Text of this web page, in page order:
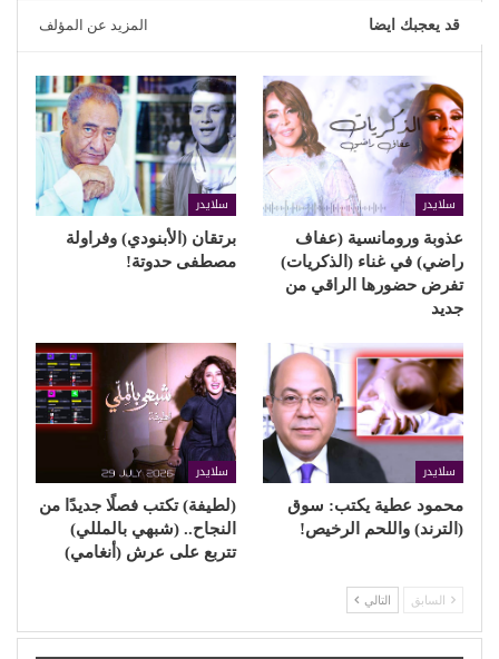
قد يعجبك ايضا المزيد عن المؤلف
سلايدر
عذوبة ورومانسية (عفاف
راضي) في غناء (الذكريات)
تفرض حضورها الراقي من
جديد
سلايدر
برتقان (الأبنودي) وفراولة
مصطفى حدوتة!
سلايدر
محمود عطية يكتب: سوق
(الترند) واللحم الرخيص!
سلايدر
(لطيفة) تكتب فصلًا جديدًا من
النجاح.. (شبهي بالمللي)
تتربع على عرش (أنغامي)
السابق التالي